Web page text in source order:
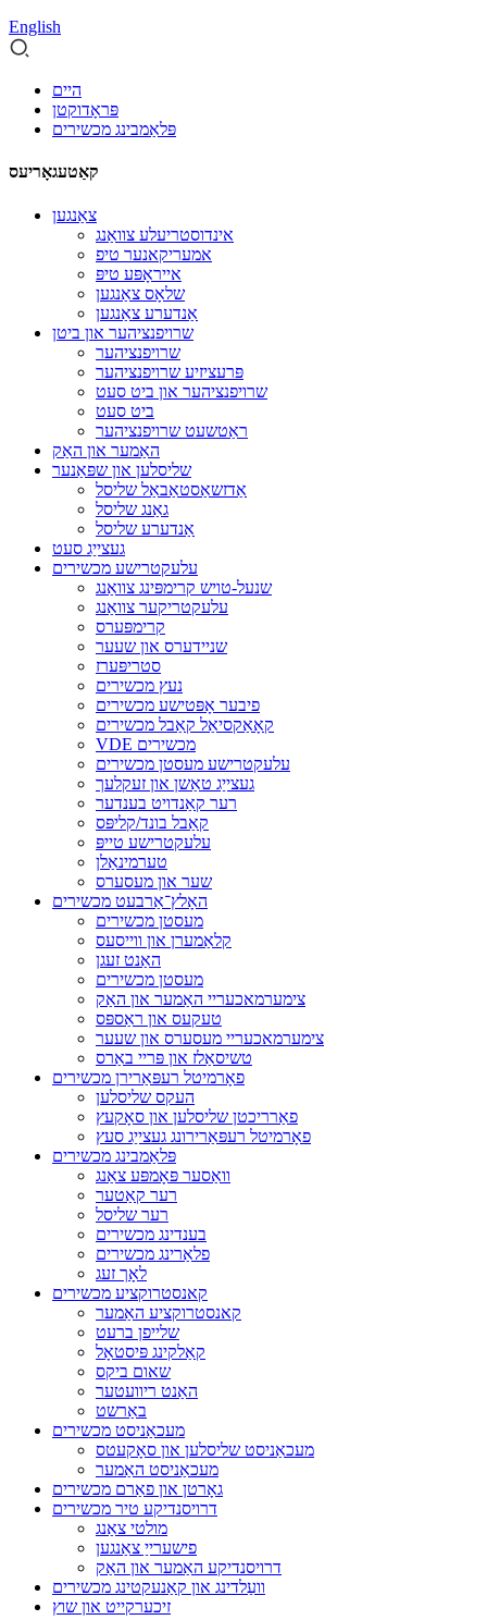
English
היים
פּראָדוקטן
פּלאַמבינג מכשירים
קאַטעגאָריעס
צאַנגען
אינדוסטריעלע צוואַנג
אמעריקאנער טיפ
אייראָפּע טיפּ
שלאָס צאַנגען
אַנדערע צאַנגען
שרויפנציהער און ביטן
שרויפנציהער
פּרעציזיע שרויפנציהער
שרויפנציהער און ביט סעט
ביט סעט
ראַטשעט שרויפנציהער
האַמער און האַק
שליסלען און שפּאַנער
אַדזשאַסטאַבאַל שליסל
גאַנג שליסל
אַנדערע שליסל
געצייַג סעט
עלעקטרישע מכשירים
שנעל-טויש קרימפּינג צוואַנג
עלעקטריקער צוואַנג
קרימפּערס
שניידערס און שעער
סטריפּערז
נעץ מכשירים
פיבער אָפּטישע מכשירים
קאָאַקסיאַל קאַבל מכשירים
VDE מכשירים
עלעקטרישע מעסטן מכשירים
געצייַג טאַשן און זעקלעך
רער קאַנדויט בענדער
קאַבל בונד/קליפּס
עלעקטרישע טייפּ
טערמינאַלן
שער און מעסערס
האָלץ־אַרבעט מכשירים
מעסטן מכשירים
קלאַמערן און ווייסעס
האַנט זעגן
מעסטן מכשירים
צימערמאכעריי האַמער און האַק
טעקעס און ראַספּס
צימערמאכעריי מעסערס און שעער
טשיסאַלז און פּריי באַרס
פאָרמיטל רעפּאַרירן מכשירים
העקס שליסלען
פאַרריכטן שליסלען און סאָקעץ
פאָרמיטל רעפּאַרירונג געצייַג סעץ
פּלאַמבינג מכשירים
וואַסער פּאָמפּע צאַנג
רער קאַטער
רער שליסל
בענדינג מכשירים
פלאַרינג מכשירים
לאָך זעג
קאנסטרוקציע מכשירים
קאנסטרוקציע האַמער
שלייפן ברעט
קאַלקינג פּיסטאָל
שאום ביקס
האַנט ריוועטער
באַרשט
מעכאַניסט מכשירים
מעכאַניסט שליסלען און סאָקעטס
מעכאַניסט האַמער
גאָרטן און פאַרם מכשירים
דרויסנדיקע טיר מכשירים
מולטי צאַנג
פישערייַ צאַנגען
דרויסנדיקע האַמער און האַק
וועַלדינג און קאַנעקטינג מכשירים
זיכערקייט און שוץ